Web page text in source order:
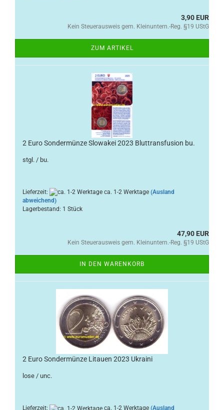
3,90 EUR
Kein Steuerausweis gem. Kleinuntern.-Reg. §19 UStG
ZUM ARTIKEL
2 Euro Sondermünze Slowakei 2023 Bluttransfusion bu.
stgl. / bu.
Lieferzeit: ca. 1-2 Werktage (Ausland
abweichend)
Lagerbestand: 1 Stück
47,90 EUR
Kein Steuerausweis gem. Kleinuntern.-Reg. §19 UStG
IN DEN WARENKORB
2 Euro Sondermünze Litauen 2023 Ukraini
lose / unc.
Lieferzeit: ca. 1-2 Werktage (Ausland